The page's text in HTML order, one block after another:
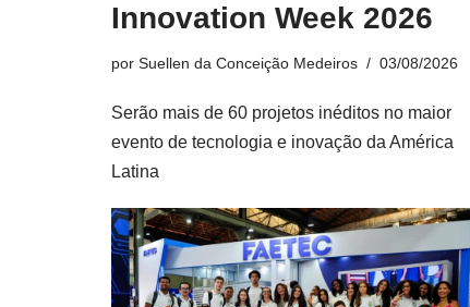
Innovation Week 2026
por Suellen da Conceição Medeiros 03/08/2026
Serão mais de 60 projetos inéditos no maior
evento de tecnologia e inovação da América
Latina